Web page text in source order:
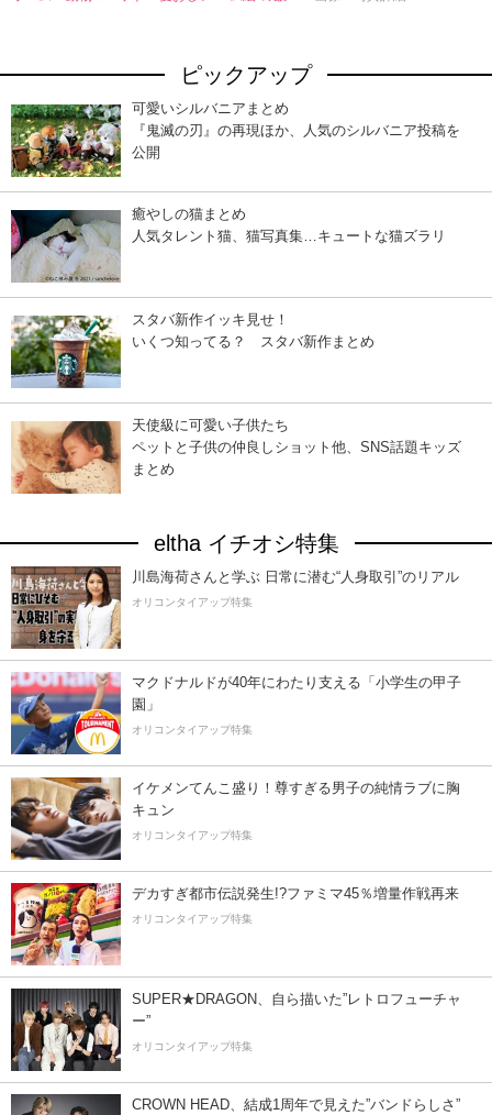
ピックアップ
可愛いシルバニアまとめ
『鬼滅の刃』の再現ほか、人気のシルバニア投稿を
公開
癒やしの猫まとめ
人気タレント猫、猫写真集…キュートな猫ズラリ
スタバ新作イッキ見せ！
いくつ知ってる？ スタバ新作まとめ
天使級に可愛い子供たち
ペットと子供の仲良しショット他、SNS話題キッズ
まとめ
eltha イチオシ特集
川島海荷さんと学ぶ 日常に潜む“人身取引”のリアル
オリコンタイアップ特集
マクドナルドが40年にわたり支える「小学生の甲子
園」
オリコンタイアップ特集
イケメンてんこ盛り！尊すぎる男子の純情ラブに胸
キュン
オリコンタイアップ特集
デカすぎ都市伝説発生!?ファミマ45％増量作戦再来
オリコンタイアップ特集
SUPER★DRAGON、自ら描いた”レトロフューチャ
ー”
オリコンタイアップ特集
CROWN HEAD、結成1周年で見えた”バンドらしさ”